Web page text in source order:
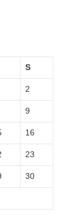
S
2
9
16
23
30